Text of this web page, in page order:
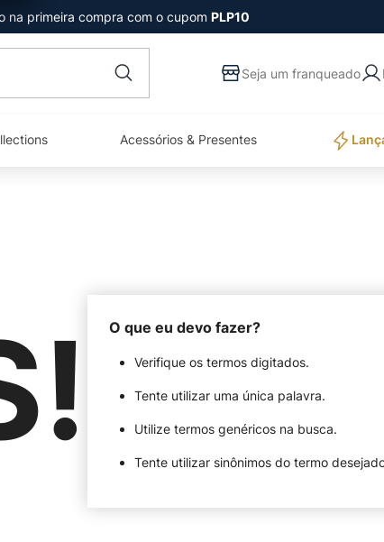
na primeira compra com o cupom PLP10
Acessórios & Presentes
O que eu devo fazer?
Verifique os termos digitados.
Tente utilizar uma única palavra.
Utilize termos genéricos na busca.
Tente utilizar sinônimos do termo